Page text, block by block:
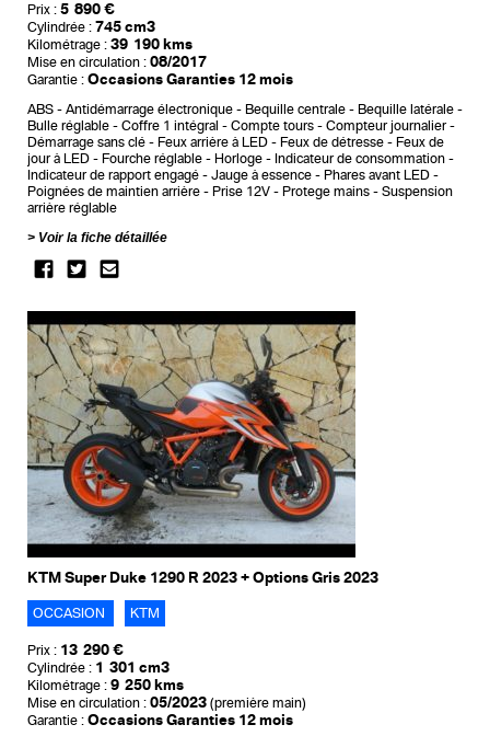
Prix : 5 890 €
Cylindrée : 745 cm3
Kilométrage : 39 190 kms
Mise en circulation : 08/2017
Garantie : Occasions Garanties 12 mois
ABS Antidémarrage électronique Bequille centrale
Bequille latérale
Bulle réglable
Coffre 1 intégral Compte tours
Compteur journalier
Démarrage sans clé
Feux arrière à LED Feux de détresse
Feux de
jour à LED
Fourche réglable Horloge
Indicateur de consommation
Indicateur de rapport engagé
Jauge à essence
Phares avant LED
Poignées de maintien arrière
Prise 12V Protege mains
Suspension
arrière réglable
Voir la fiche détaillée
KTM Super Duke 1290 R 2023 + Options Gris 2023
OCCASION KTM
Prix : 13 290 €
Cylindrée : 1 301 cm3
Kilométrage : 9 250 kms
Mise en circulation : 05/2023 (première main)
Garantie : Occasions Garanties 12 mois